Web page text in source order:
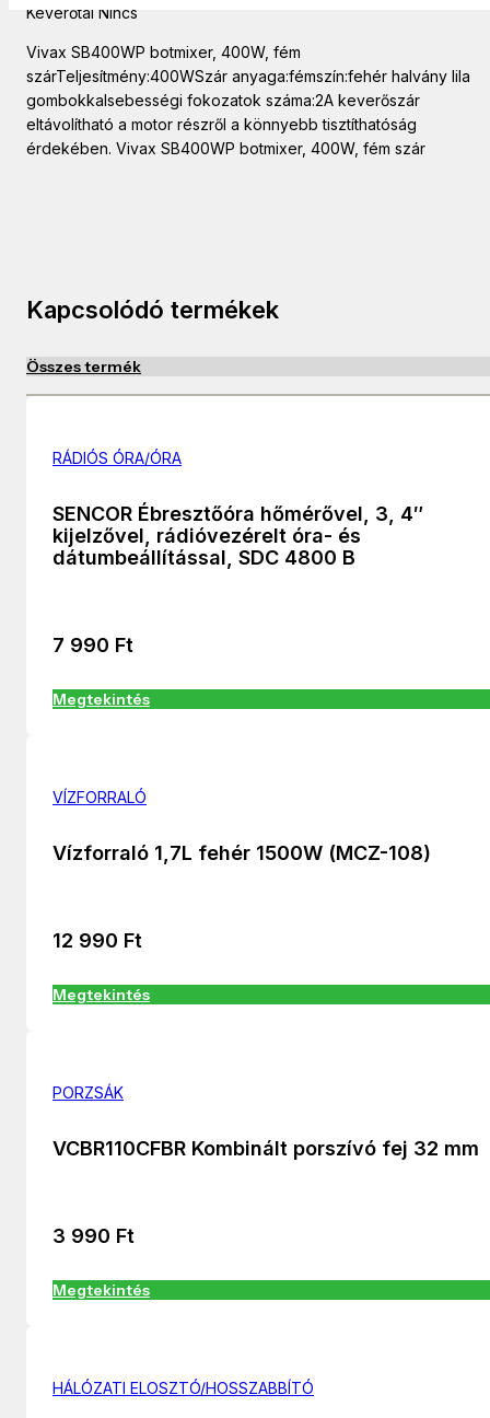
Keverőtál Nincs
Vivax SB400WP botmixer, 400W, fém
szárTeljesítmény:400WSzár anyaga:fémszín:fehér halvány lila
gombokkalsebességi fokozatok száma:2A keverőszár
eltávolítható a motor részről a könnyebb tisztíthatóság
érdekében. Vivax SB400WP botmixer, 400W, fém szár
Kapcsolódó termékek
Összes termék
RÁDIÓS ÓRA/ÓRA
SENCOR Ébresztőóra hőmérővel, 3, 4″
kijelzővel, rádióvezérelt óra- és
dátumbeállítással, SDC 4800 B
7 990 Ft
Megtekintés
VÍZFORRALÓ
Vízforraló 1,7L fehér 1500W (MCZ-108)
12 990 Ft
Megtekintés
PORZSÁK
VCBR110CFBR Kombinált porszívó fej 32 mm
3 990 Ft
Megtekintés
HÁLÓZATI ELOSZTÓ/HOSSZABBÍTÓ